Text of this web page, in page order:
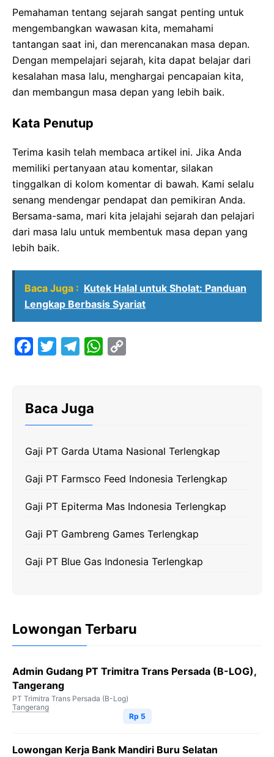
Pemahaman tentang sejarah sangat penting untuk
mengembangkan wawasan kita, memahami
tantangan saat ini, dan merencanakan masa depan.
Dengan mempelajari sejarah, kita dapat belajar dari
kesalahan masa lalu, menghargai pencapaian kita,
dan membangun masa depan yang lebih baik.
Kata Penutup
Terima kasih telah membaca artikel ini. Jika Anda
memiliki pertanyaan atau komentar, silakan
tinggalkan di kolom komentar di bawah. Kami selalu
senang mendengar pendapat dan pemikiran Anda.
Bersama-sama, mari kita jelajahi sejarah dan pelajari
dari masa lalu untuk membentuk masa depan yang
lebih baik.
Baca Juga : Kutek Halal untuk Sholat: Panduan
Lengkap Berbasis Syariat
o
k
g
a
m
W
p
p
n
k
Baca Juga
Gaji PT Garda Utama Nasional Terlengkap
Gaji PT Farmsco Feed Indonesia Terlengkap
Gaji PT Epiterma Mas Indonesia Terlengkap
Gaji PT Gambreng Games Terlengkap
Gaji PT Blue Gas Indonesia Terlengkap
Lowongan Terbaru
Admin Gudang PT Trimitra Trans Persada (B-LOG),
Tangerang
PT Trimitra Trans Persada (B-Log)
Tangerang
Rp 5
Lowongan Kerja Bank Mandiri Buru Selatan